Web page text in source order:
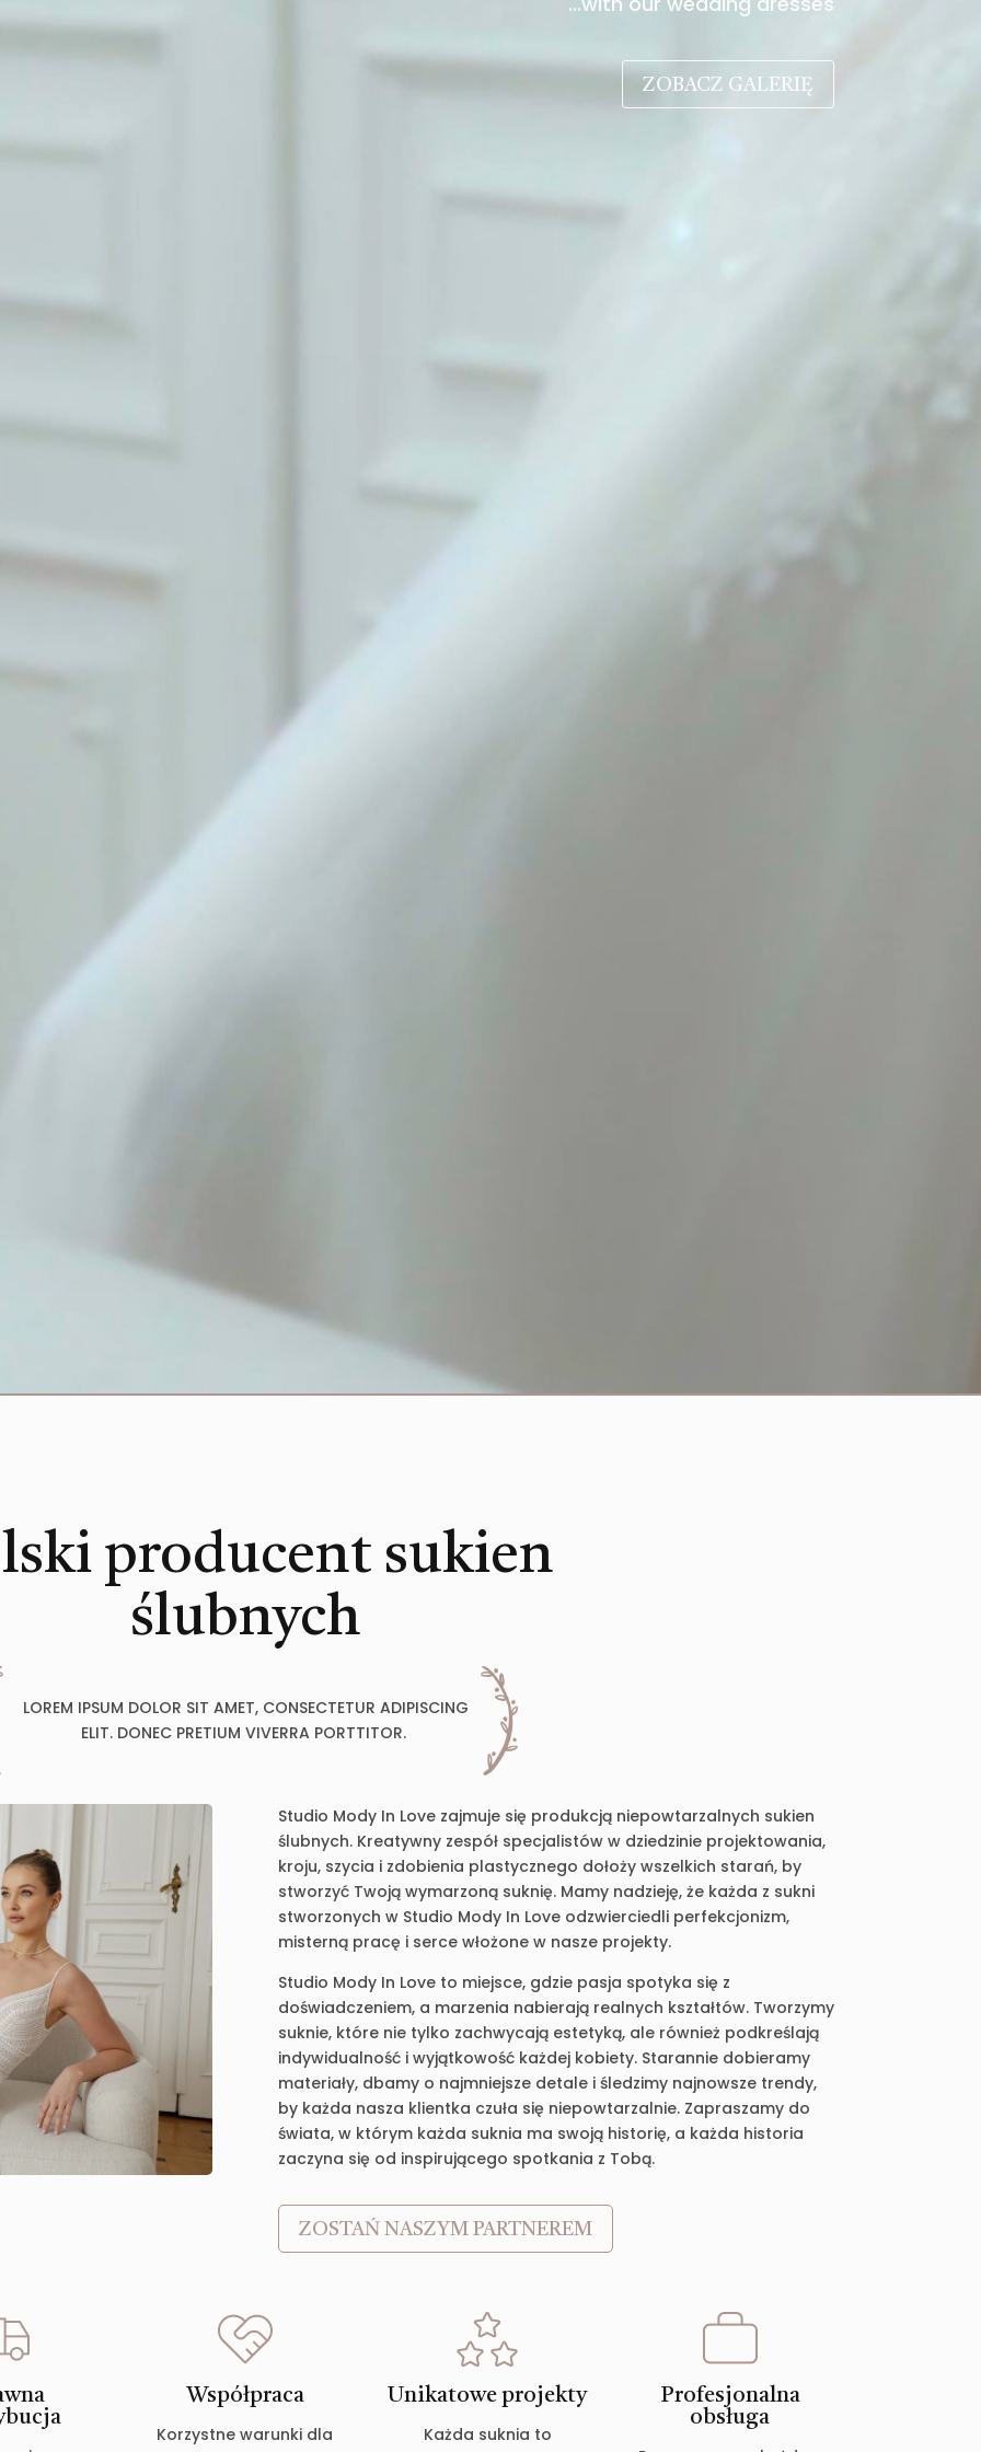
ZOBACZ GALERIĘ
producent sukien
ślubnych
LOREM IPSUM DOLOR SIT AMET, CONSECTETUR ADIPISCING
ELIT. DONEC PRETIUM VIVERRA PORTTITOR.
Studio Mody In Love zajmuje się produkcją niepowtarzalnych sukien
ślubnych. Kreatywny zespół specjalistów w dziedzinie projektowania,
kroju, szycia i zdobienia plastycznego dołoży wszelkich starań, by
stworzyć Twoją wymarzoną suknię. Mamy nadzieję, że każda z sukni
stworzonych w Studio Mody In Love odzwierciedli perfekcjonizm,
misterną pracę i serce włożone w nasze projekty.
Studio Mody In Love to miejsce, gdzie pasja spotyka się z
doświadczeniem, a marzenia nabierają realnych kształtów. Tworzymy
suknie, które nie tylko zachwycają estetyką, ale również podkreślają
indywidualność i wyjątkowość każdej kobiety. Starannie dobieramy
materiały, dbamy o najmniejsze detale i śledzimy najnowsze trendy,
by każda nasza klientka czuła się niepowtarzalnie. Zapraszamy do
świata, w którym każda suknia ma swoją historię, a każda historia
zaczyna się od inspirującego spotkania z Tobą.
ZOSTAŃ NASZYM PARTNEREM
Współpraca
Korzystne warunki dla
Unikatowe projekty
Każda suknia to
Profesjonalna
obsługa